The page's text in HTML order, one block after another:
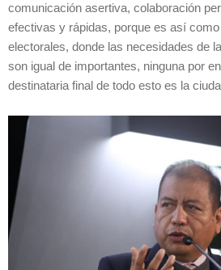
comunicación asertiva, colaboración
efectivas y rápidas, porque es así
electorales, donde las necesidades de
son igual de importantes, ninguna por
destinataria final de todo esto es la